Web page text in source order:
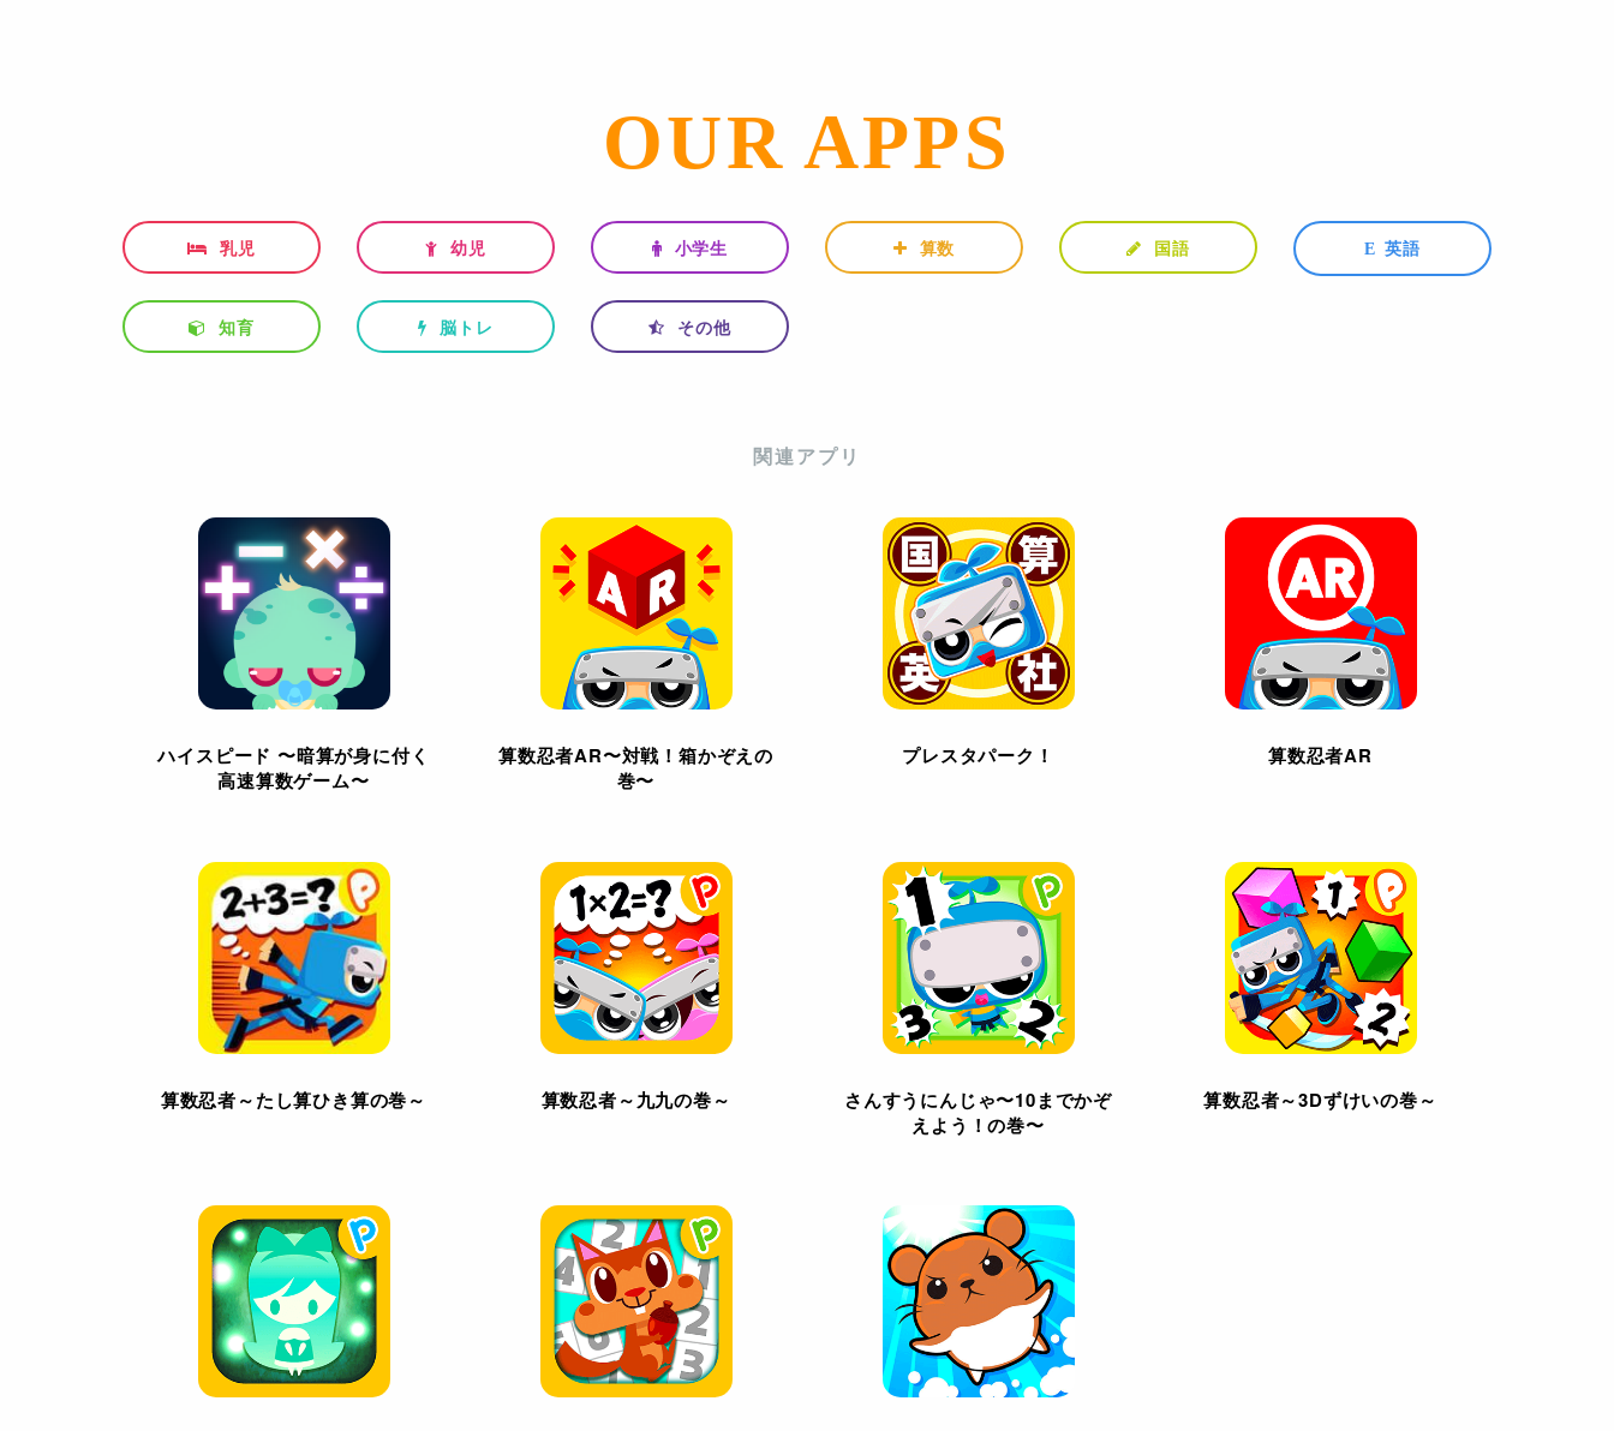
OUR APPS
乳児 幼児 小学生 算数 国語 E 英語
知育 脳トレ その他
関連アプリ
ハイスピード 〜暗算が身に付く
高速算数ゲーム〜
算数忍者AR〜対戦！箱かぞえの
巻〜
プレスタパーク！ 算数忍者AR
算数忍者～たし算ひき算の巻～ 算数忍者～九九の巻～
さんすうにんじゃ〜10までかぞ
えよう！の巻〜
算数忍者～3Dずけいの巻～